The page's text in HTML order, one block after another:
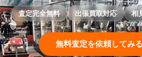
査定完全無料 出張買取対応 相
無料査定を依頼してみる